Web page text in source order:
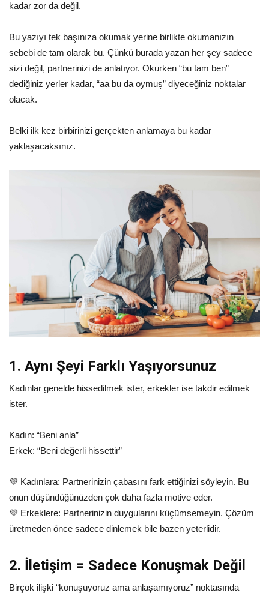
kadar zor da değil.
Bu yazıyı tek başınıza okumak yerine birlikte okumanızın
sebebi de tam olarak bu. Çünkü burada yazan her şey sadece
sizi değil, partnerinizi de anlatıyor. Okurken “bu tam ben”
dediğiniz yerler kadar, “aa bu da oymuş” diyeceğiniz noktalar
olacak.
Belki ilk kez birbirinizi gerçekten anlamaya bu kadar
yaklaşacaksınız.
1. Aynı Şeyi Farklı Yaşıyorsunuz
Kadınlar genelde hissedilmek ister, erkekler ise takdir edilmek
ister.
Kadın: “Beni anla”
Erkek: “Beni değerli hissettir”
💜 Kadınlara: Partnerinizin çabasını fark ettiğinizi söyleyin. Bu
onun düşündüğünüzden çok daha fazla motive eder.
💜 Erkeklere: Partnerinizin duygularını küçümsemeyin. Çözüm
üretmeden önce sadece dinlemek bile bazen yeterlidir.
2. İletişim = Sadece Konuşmak Değil
Birçok ilişki “konuşuyoruz ama anlaşamıyoruz” noktasında